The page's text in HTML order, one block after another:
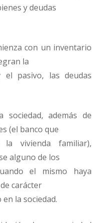
y deudas
con un inventario
la
el pasivo, las deudas
además de
(el banco que
vivienda familiar),
alguno de los
el mismo haya
carácter
la sociedad.